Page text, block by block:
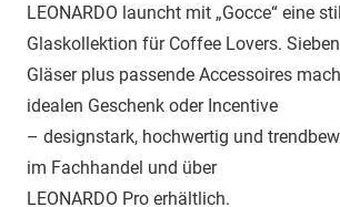
LEONARDO launcht mit „Gocce“ eine
Glaskollektion für Coffee Lovers. Sieben
Gläser plus passende Accessoires
idealen Geschenk oder Incentive
– designstark, hochwertig und
im Fachhandel und über
LEONARDO Pro erhältlich.